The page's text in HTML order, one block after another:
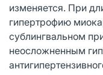
изменяется. При
гипертрофию
сублингвальном
неосложненным